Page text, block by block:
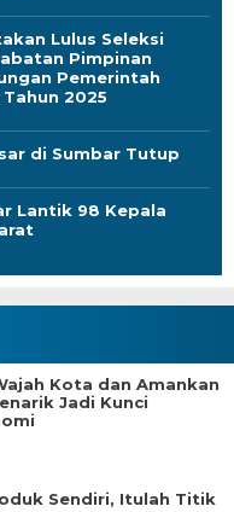
Pemerintah
2025
di Sumbar Tutup
Lantik 98 Kepala
Sendiri, Itulah Titik